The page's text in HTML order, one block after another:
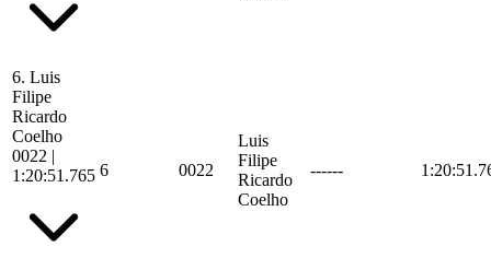
6. Luis
Filipe
Ricardo
Coelho
0022 |
1:20:51.765 6 0022
Luis
Filipe
Ricardo
Coelho
------